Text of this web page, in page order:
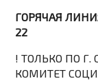
ГОРЯЧАЯ
22
! ТОЛЬКО ПО Г.
КОМИТЕТ